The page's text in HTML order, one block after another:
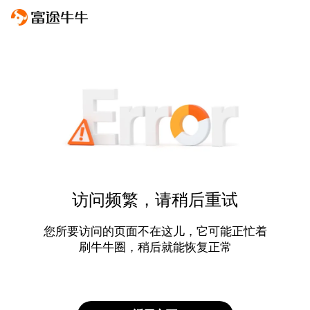
访问频繁，请稍后重试
您所要访问的页面不在这儿，它可能正忙着
刷牛牛圈，稍后就能恢复正常